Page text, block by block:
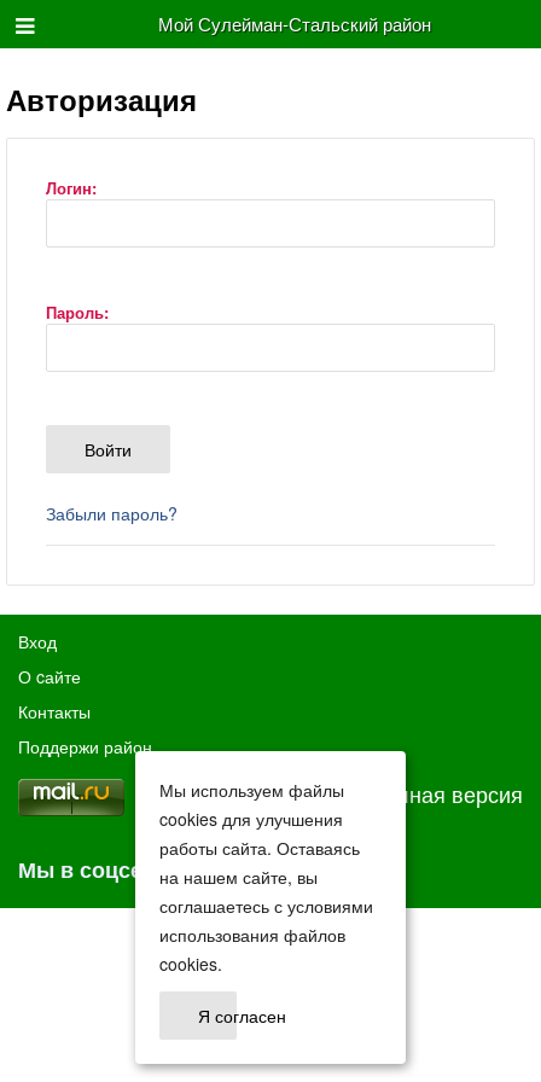
Мой Сулейман-Стальский район
Авторизация
Логин:
Пароль:
Забыли пароль?
Вход
О cайте
Контакты
Поддержи район
Полная версия
Мы в соцсетях
Мы используем файлы
cookies для улучшения
работы сайта. Оставаясь
на нашем сайте, вы
соглашаетесь с условиями
использования файлов
cookies.
Я согласен